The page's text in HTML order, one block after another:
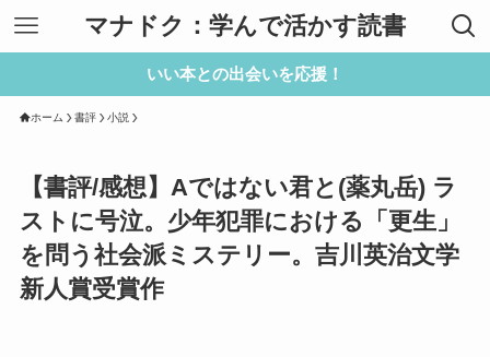
マナドク：学んで活かす読書
いい本との出会いを応援！
ホーム 書評 小説
【書評/感想】Aではない君と(薬丸岳) ラ
ストに号泣。少年犯罪における「更生」
を問う社会派ミステリー。吉川英治文学
新人賞受賞作